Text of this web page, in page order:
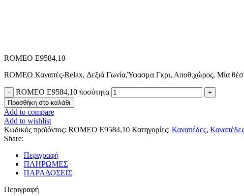
ROMEO Ε9584,10
ROMEO Καναπές-Relax, Δεξιά Γωνία,Ύφασμα Γκρι, Αποθ.χώρος, Μία
ROMEO Ε9584,10 ποσότητα
Προσθήκη στο καλάθι
Add to compare
Add to wishlist
Κωδικός προϊόντος: ROMEO Ε9584,10 Κατηγορίες: Καναπέδες,
Share:
Περιγραφή
ΠΛΗΡΩΜΕΣ
ΠΑΡΑΔΟΣΕΙΣ
Περιγραφή